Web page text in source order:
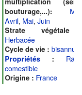
bouturage,...):
Avril, Mai, Juin
Strate
Herbacée
Cycle de vie :
Propriétés :
comestible
Origine : France